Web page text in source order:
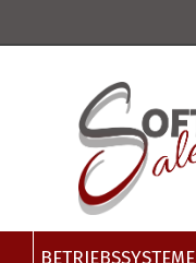
BETRIEBSSYSTEME